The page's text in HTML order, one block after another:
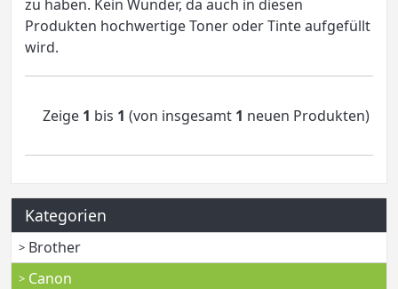
zu haben. Kein Wunder, da auch in diesen
Produkten hochwertige Toner oder Tinte aufgefüllt
wird.
Zeige 1 bis 1 (von insgesamt 1 neuen Produkten)
Kategorien
Brother
Canon